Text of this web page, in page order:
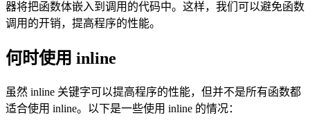
器将把函数体嵌入到调用的代码中。这样，我们可以避免函数
调用的开销，提高程序的性能。
何时使用 inline
虽然 inline 关键字可以提高程序的性能，但并不是所有函数都
适合使用 inline。以下是一些使用 inline 的情况：